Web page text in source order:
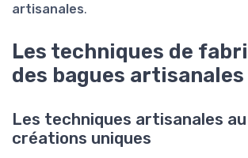
artisanales.
Les techniques de
des bagues artisanales
Les techniques artisanales
créations uniques